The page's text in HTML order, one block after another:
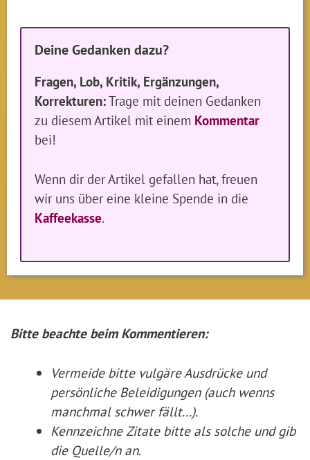
Deine Gedanken dazu?
Fragen, Lob, Kritik, Ergänzungen,
Korrekturen:Trage mit deinen Gedanken
zu diesem Artikel mit einem Kommentar
bei!
Wenn dir der Artikel gefallen hat, freuen
wir uns über eine kleine Spende in die
Kaffeekasse.
Bitte beachte beim Kommentieren:
Vermeide bitte vulgäre Ausdrücke und
persönliche Beleidigungen (auch wenns
manchmal schwer fällt...).
Kennzeichne Zitate bitte als solche und gib
die Quelle/n an.